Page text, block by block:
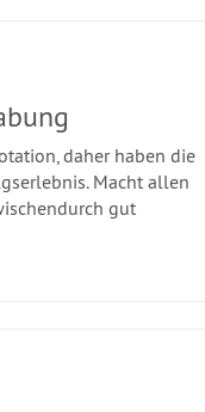
daher haben die
Macht allen
gut